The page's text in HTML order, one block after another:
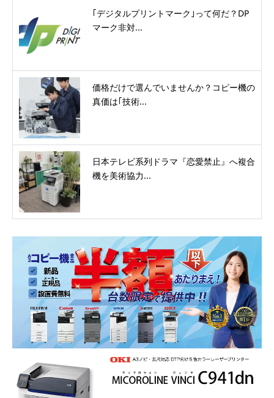
｢デジタルプリントマーク｣って何だ？DP
マーク非対...
価格だけで選んでいませんか？コピー機の
真価は｢技術...
日本テレビ系列ドラマ『恋愛禁止』へ複合
機を美術協力...